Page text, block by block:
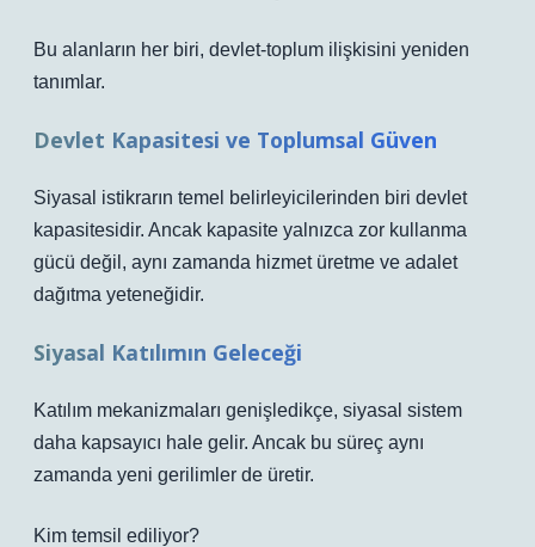
Bu alanların her biri, devlet-toplum ilişkisini yeniden
tanımlar.
Devlet Kapasitesi ve Toplumsal Güven
Siyasal istikrarın temel belirleyicilerinden biri devlet
kapasitesidir. Ancak kapasite yalnızca zor kullanma
gücü değil, aynı zamanda hizmet üretme ve adalet
dağıtma yeteneğidir.
Siyasal Katılımın Geleceği
Katılım mekanizmaları genişledikçe, siyasal sistem
daha kapsayıcı hale gelir. Ancak bu süreç aynı
zamanda yeni gerilimler de üretir.
Kim temsil ediliyor?